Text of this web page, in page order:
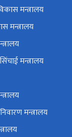
मन्त्रालय
मन्त्रालय
मन्त्रालय
मन्त्रालय